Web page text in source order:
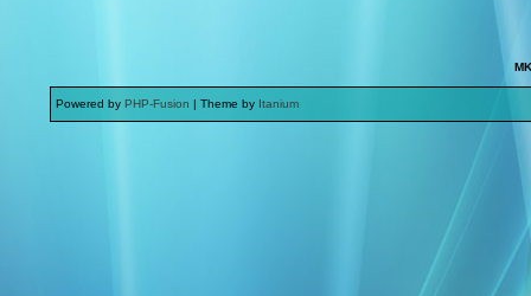
Powered by PHP-Fusion | Theme by Itanium